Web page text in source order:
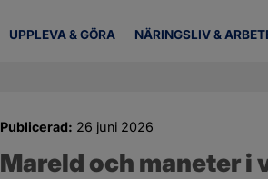
UPPLEVA & GÖRA NÄRINGSLIV &
Publicerad: 26 juni 2026
Mareld och maneter i